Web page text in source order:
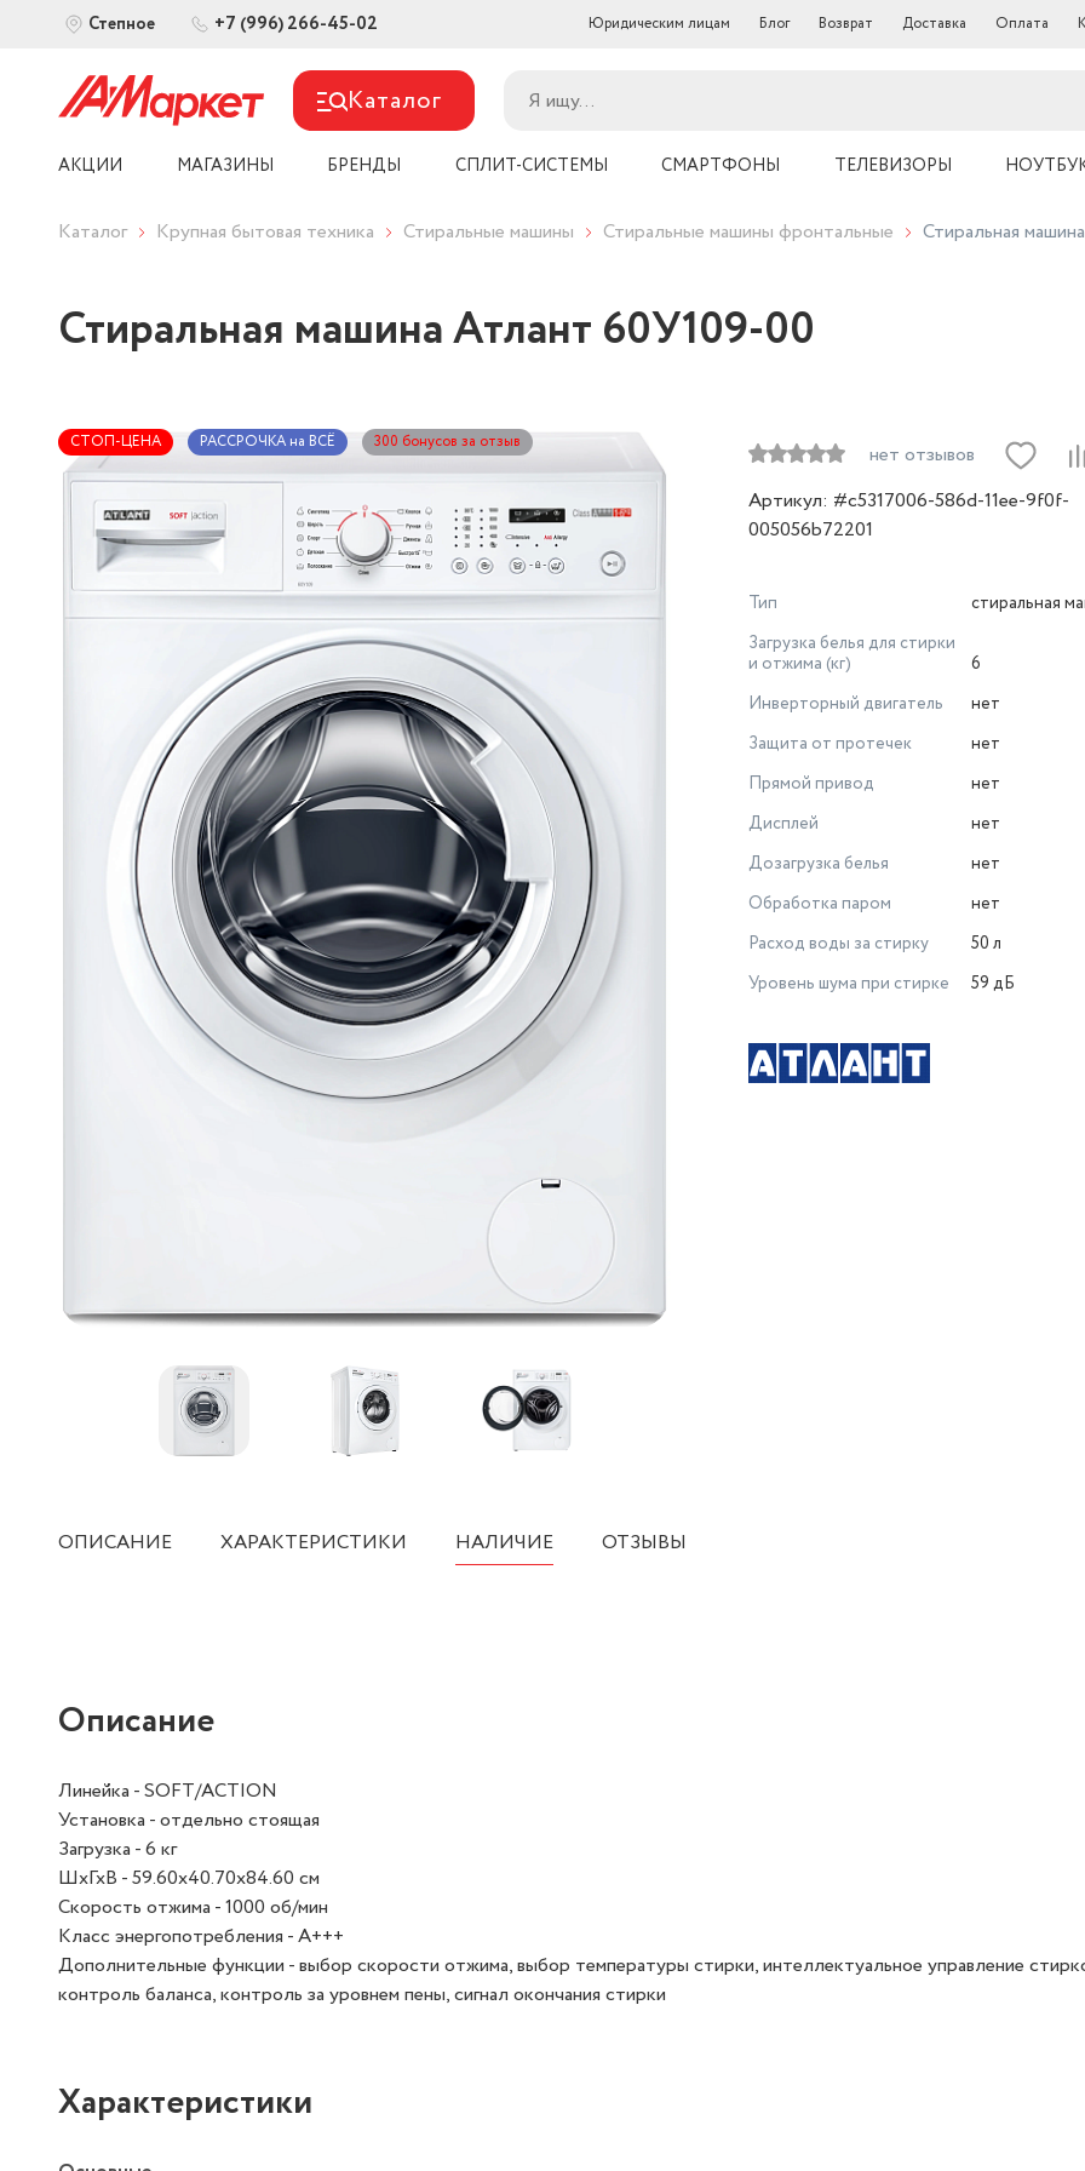
Степное +7 (996) 266-45-02 Юридическим лицам Блог Возврат Доставка Оплата
Каталог
АКЦИИ МАГАЗИНЫ БРЕНДЫ СПЛИТ-СИСТЕМЫ СМАРТФОНЫ ТЕЛЕВИЗОРЫ
Каталог Крупная бытовая техника Стиральные машины Стиральные машины фронтальные Стиральная
Стиральная машина Атлант 60У109-00
СТОП-ЦЕНА РАССРОЧКА на ВСЁ 300 бонусов за отзыв
нет отзывов
Артикул: #c5317006-586d-11ee-9f0f-
005056b72201
Тип
стиральная
Загрузка белья для стирки
и отжима (кг)
6
Инверторный двигатель
нет
Защита от протечек
нет
Прямой привод
нет
Дисплей
нет
Дозагрузка белья
нет
Обработка паром
нет
Расход воды за стирку
50 л
Уровень шума при стирке
59 дБ
ОПИСАНИЕ ХАРАКТЕРИСТИКИ НАЛИЧИЕ ОТЗЫВЫ
Описание
Линейка - SOFT/ACTION
Установка - отдельно стоящая
Загрузка - 6 кг
ШхГхВ - 59.60х40.70х84.60 см
Скорость отжима - 1000 об/мин
Класс энергопотребления - A+++
Дополнительные функции - выбор скорости отжима, выбор температуры стирки, интеллектуальное управление
контроль баланса, контроль за уровнем пены, сигнал окончания стирки
Характеристики